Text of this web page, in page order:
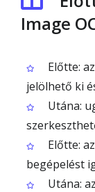
Image
Előtte:
jelölhető ki
Utána:
Előtte:
begépelést
Utána: